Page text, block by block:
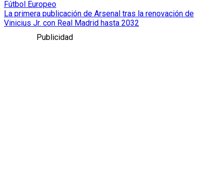
Fútbol Europeo
La primera publicación de Arsenal tras la renovación de
Vinicius Jr. con Real Madrid hasta 2032
Publicidad